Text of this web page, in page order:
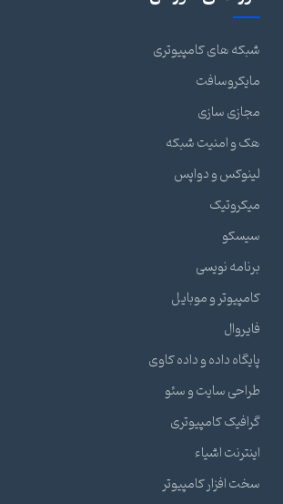
شبکه های کامپیوتری
مایکروسافت
مجازی سازی
هک و امنیت شبکه
لینوکس و دواپس
میکروتیک
سیسکو
برنامه نویسی
کامپیوتر و موبایل
فایروال
پایگاه داده و داده کاوی
طراحی سایت و سئو
گرافیک کامپیوتری
اینترنت اشیاء
سخت افزار کامپیوتر